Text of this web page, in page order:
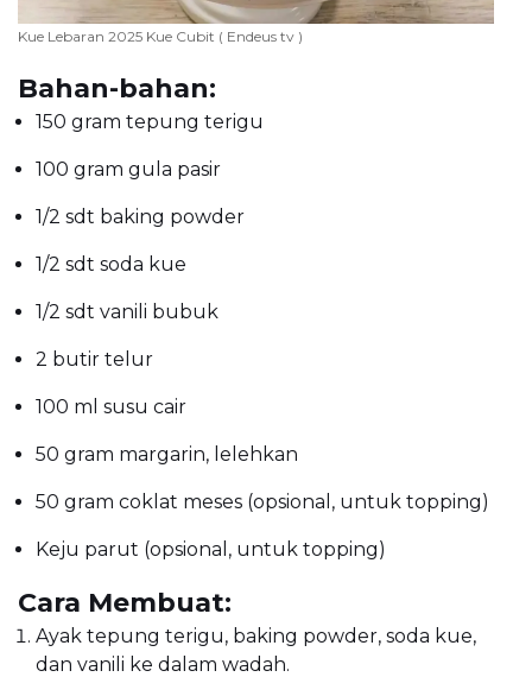
Kue Lebaran 2025 Kue Cubit ( Endeus tv )
Bahan-bahan:
150 gram tepung terigu
100 gram gula pasir
1/2 sdt baking powder
1/2 sdt soda kue
1/2 sdt vanili bubuk
2 butir telur
100 ml susu cair
50 gram margarin, lelehkan
50 gram coklat meses (opsional, untuk topping)
Keju parut (opsional, untuk topping)
Cara Membuat:
Ayak tepung terigu, baking powder, soda kue,
dan vanili ke dalam wadah.